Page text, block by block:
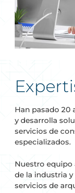
Han pasado 20
y desarrolla
servicios de
especializados.
Nuestro equipo
de la industria
servicios de